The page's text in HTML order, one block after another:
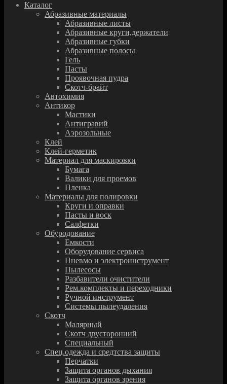
Каталог
Абразивные материалы
Абразивные листы
Абразивные круги,держатели
Абразивные губки
Абразивные полосы
Гель
Пасты
Проявочная пудра
Скотч-брайт
Автохимия
Антикор
Мастики
Антигравий
Аэрозольные
Клей
Клей-герметик
Материал для маскировки
Бумага
Валики для проемов
Пленка
Материалы для полировки
Круги и оправки
Пасты и воск
Салфетки
Обуродование
Емкости
Оборудование сервиса
Пневмо и электроинструмент
Пылесосы
Разбавители очистители
Рем.комплекты и переходники
Ручной инструмент
Системы пылеудаления
Скотч
Малярный
Скотч двусторонний
Специальный
Спец.одежда и средтства защиты
Перчатки
Защита органов дыхания
Защита органов зрения